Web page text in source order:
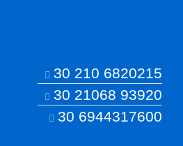
30 210 6820215
30 21068 93920
30 6944317600